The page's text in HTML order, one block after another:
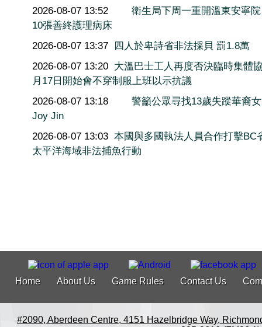
2026-08-07 13:52
衛生局下周一重開溫東安寧
10張善終護理病床
2026-08-07 13:37 四人於卑詩省非法採貝 罰1.8萬
2026-08-07 13:20 大溫巴士工人再度否決臨時集體
月17日開始會不穿制服上班以示抗議
2026-08-07 13:18
警籲公眾尋找13歲失蹤華裔
Joy Jin
2026-08-07 13:03 本國與多國執法人員合作打擊BC
太平洋海域非法捕魚行動
Home About Us Game Rules Contact Us
#2090, Aberdeen Centre, 4151 Hazelbridge Way,